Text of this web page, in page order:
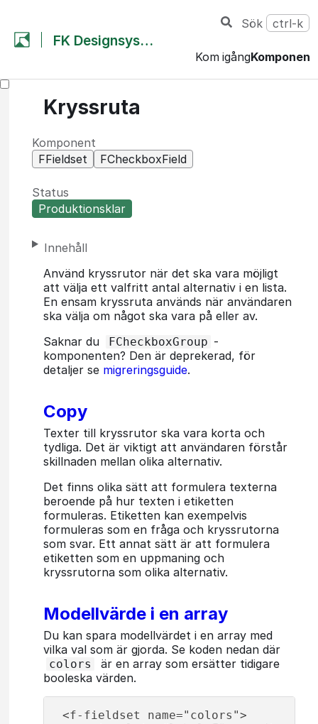
FK Designsystem
Kom igång
Sök ctrl-k
Kryssruta
Komponent
FFieldset
FCheckboxField
Status
Produktionsklar
Innehåll
Använd kryssrutor när det ska vara möjligt
att välja ett valfritt antal alternativ i en lista.
En ensam kryssruta används när användaren
ska välja om något ska vara på eller av.
Saknar du
FCheckboxGroup -
komponenten? Den är deprekerad, för
detaljer se migreringsguide.
Copy
Texter till kryssrutor ska vara korta och
tydliga. Det är viktigt att användaren förstår
skillnaden mellan olika alternativ.
Det finns olika sätt att formulera texterna
beroende på hur texten i etiketten
formuleras. Etiketten kan exempelvis
formuleras som en fråga och kryssrutorna
som svar. Ett annat sätt är att formulera
etiketten som en uppmaning och
kryssrutorna som olika alternativ.
Modellvärde i en array
Du kan spara modellvärdet i en array med
vilka val som är gjorda. Se koden nedan där
colors
är en array som ersätter tidigare
booleska värden.
<f-fieldset name="colors">